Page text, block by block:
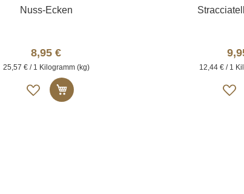
Nuss-Ecken
8,95 €
25,57 € / 1 Kilogramm (kg)
Auf
die
In den Warenkorb
12,44 € / 1